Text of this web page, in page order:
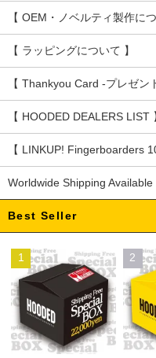
【 OEM・ノベルティ製作につ
【 ラッピングについて 】
【 Thankyou Card -プレゼン
【 HOODED DEALERS LIST
【 LINKUP! Fingerboarders
Worldwide Shipping Available
Best Seller
1 2